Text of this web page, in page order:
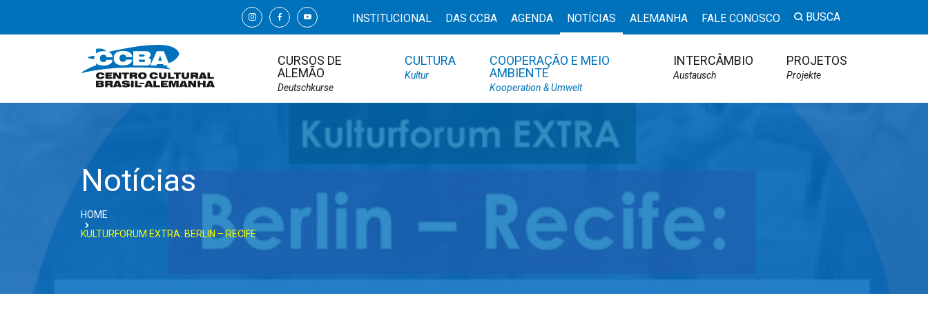
INSTITUCIONAL DAS CCBA AGENDA NOTÍCIAS ALEMANHA FALE CONOSCO BUSCA
CURSOS DE
ALEMÃO
Deutschkurse
CULTURA
Kultur
COOPERAÇÃO E MEIO
AMBIENTE
Kooperation & Umwelt
INTERCÂMBIO
Austausch
PROJETOS
Projekte
Notícias
HOME
KULTURFORUM EXTRA: BERLIN – RECIFE